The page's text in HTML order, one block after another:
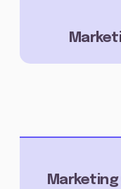
Marketing